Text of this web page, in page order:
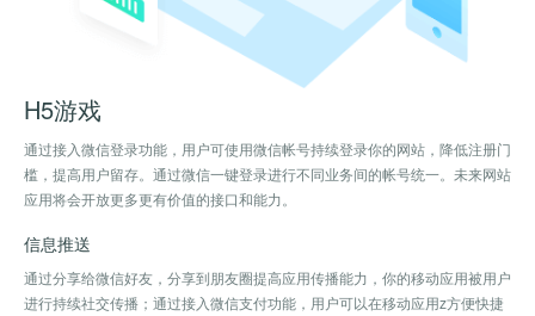
H5游戏
通过接入微信登录功能，用户可使用微信帐号持续登录你的网站，降低注册门
槛，提高用户留存。通过微信一键登录进行不同业务间的帐号统一。未来网站
应用将会开放更多更有价值的接口和能力。
信息推送
通过分享给微信好友，分享到朋友圈提高应用传播能力，你的移动应用被用户
进行持续社交传播；通过接入微信支付功能，用户可以在移动应用z方便快捷